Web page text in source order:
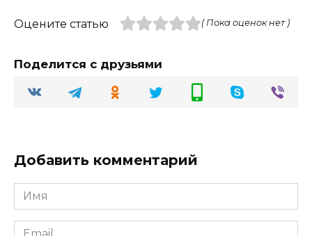
Оцените статью ( Пока оценок нет )
Поделится с друзьями
Добавить комментарий
Имя
Email